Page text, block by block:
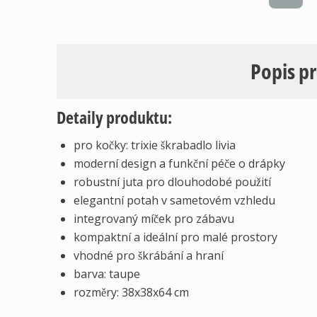
Popis
Detaily produktu:
pro kočky: trixie škrabadlo livia
moderní design a funkční péče o drápky
robustní juta pro dlouhodobé použití
elegantní potah v sametovém vzhledu
integrovaný míček pro zábavu
kompaktní a ideální pro malé prostory
vhodné pro škrábání a hraní
barva: taupe
rozměry: 38x38x64 cm